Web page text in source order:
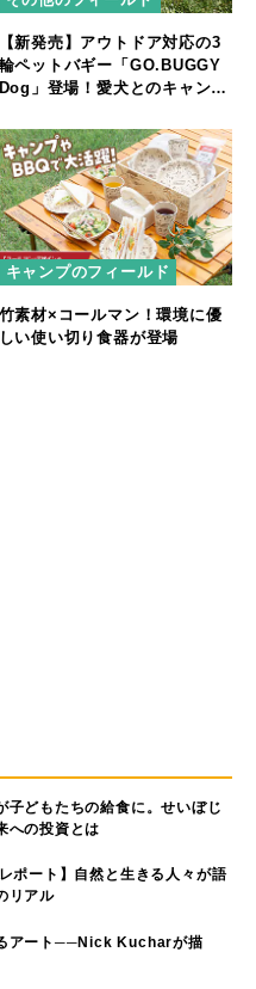
【新発売】アウトドア対応の3
輪ペットバギー「GO.BUGGY
Dog」登場！愛犬とのキャンプ
キャンプのフィールド
竹素材×コールマン！環境に優
しい使い切り食器が登場
子どもたちの給食に。せいぼじ
への投資とは
ポート】自然と生きる人々が語
リアル
アート──Nick Kucharが描